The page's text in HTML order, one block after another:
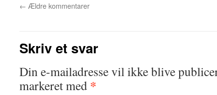
← Ældre kommentarer
Skriv et svar
Din e-mailadresse vil ikke blive
markeret med *